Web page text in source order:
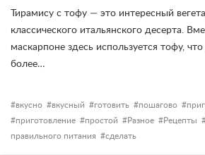
Тирамису с тофу — это интересный
классического итальянского десерта.
маскарпоне здесь используется тофу,
более…
вкусно вкусный готовить пошагово
приготовление
простой Разное Рецепты
правильного питания
сделать